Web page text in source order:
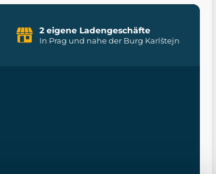
2 eigene Ladengeschäfte
In Prag und nahe der Burg Karlštejn